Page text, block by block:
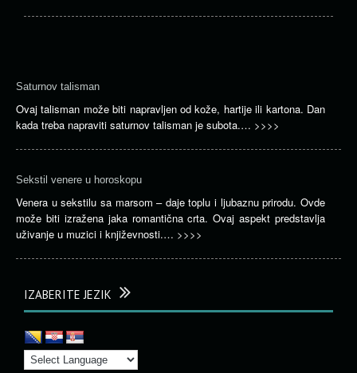
Saturnov talisman
Ovaj talisman može biti napravljen od kože, hartije ili kartona. Dan
kada treba napraviti saturnov talisman je subota.… >>>>
Sekstil venere u horoskopu
Venera u sekstilu sa marsom – daje toplu i ljubaznu prirodu. Ovde
može biti izražena jaka romantična crta. Ovaj aspekt predstavlja
uživanje u muzici i književnosti.… >>>>
IZABERITE JEZIK